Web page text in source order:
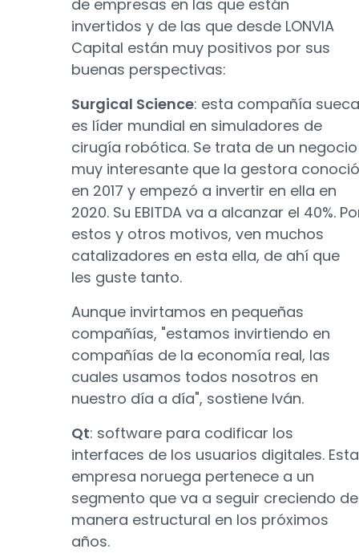
de empresas en las que están
invertidos y de las que desde LONVIA
Capital están muy positivos por sus
buenas perspectivas:
Surgical Science: esta compañía sueca
es líder mundial en simuladores de
cirugía robótica. Se trata de un negocio
muy interesante que la gestora conoció
en 2017 y empezó a invertir en ella en
2020. Su EBITDA va a alcanzar el 40%.
estos y otros motivos, ven muchos
catalizadores en esta ella, de ahí que
les guste tanto.
Aunque invirtamos en pequeñas
compañías, "estamos invirtiendo en
compañías de la economía real, las
cuales usamos todos nosotros en
nuestro día a día", sostiene Iván.
Qt: software para codificar los
interfaces de los usuarios digitales. Esta
empresa noruega pertenece a un
segmento que va a seguir creciendo de
manera estructural en los próximos
años.